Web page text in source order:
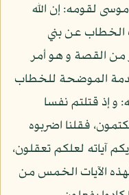
موسى لقومه: إن الله
الخطاب عن بني
من القصة و هو أمر
الموضحة للخطاب
و إذ قتلتم نفسا
فقلنا اضربوه
آياته لعلكم تعقلون،
الآيات الخمس من